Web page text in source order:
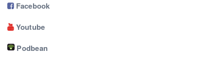
Facebook
Youtube
Podbean